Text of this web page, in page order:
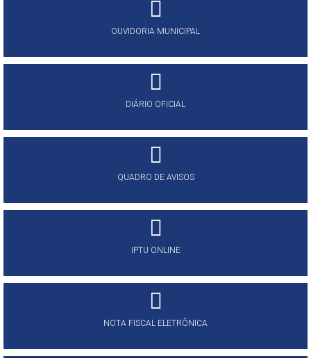
OUVIDORIA MUNICIPAL
DIÁRIO OFICIAL
QUADRO DE AVISOS
IPTU ONLINE
NOTA FISCAL ELETRÔNICA